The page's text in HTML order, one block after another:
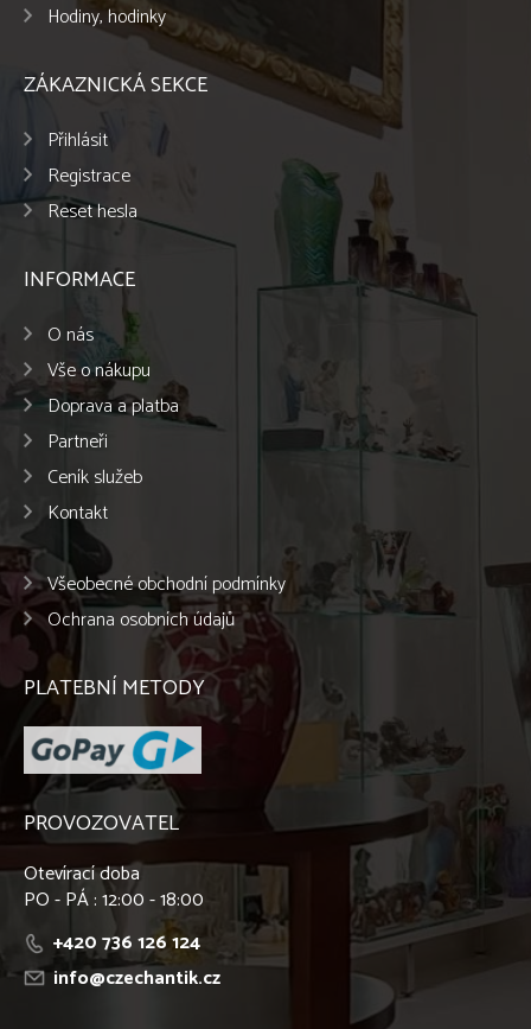
Hodiny, hodinky
ZÁKAZNICKÁ SEKCE
Přihlásit
Registrace
Reset hesla
INFORMACE
O nás
Vše o nákupu
Doprava a platba
Partneři
Ceník služeb
Kontakt
Všeobecné obchodní podmínky
Ochrana osobních údajů
PLATEBNÍ METODY
PROVOZOVATEL
Otevírací doba
PO - PÁ : 12:00 - 18:00
+420 736 126 124
info@czechantik.cz